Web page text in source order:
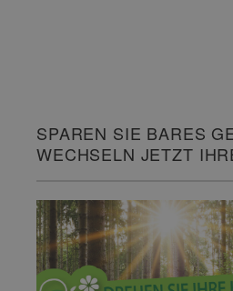
SPAREN SIE BARES
WECHSELN JETZT